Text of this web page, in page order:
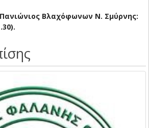
Βλαχόφωνων Ν. Σμύρνης: